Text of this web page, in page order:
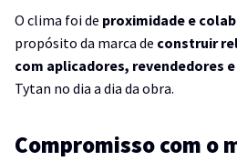
O clima foi de proximidade e
propósito da marca de construir
com aplicadores, revendedores
Tytan no dia a dia da obra.
Compromisso com o